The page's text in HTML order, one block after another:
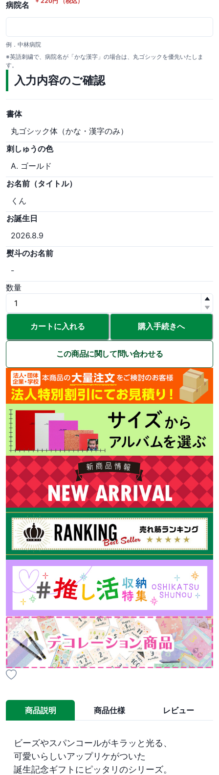
病院名
例．中林病院
※英語刺繍で、病院名が「かな漢字」の場合は、丸ゴシックを優先いたしま
す。
入力内容のご確認
書体
丸ゴシック体（かな・漢字のみ）
刺しゅうの色
A. ゴールド
お名前（タイトル）
くん
お誕生日
2026.8.9
熨斗のお名前
-
数量
カートに入れる 購入手続きへ
この商品に関して問い合わせる
商品説明 商品仕様 レビュー
ビーズやスパンコールがキラッと光る、
可愛いらしいアップリケがついた
誕生記念ギフトにピッタリのシリーズ。